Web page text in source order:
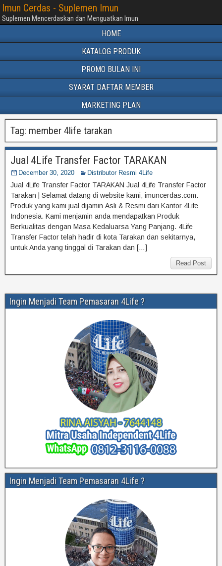
Imun Cerdas - Suplemen Imun
Suplemen Mencerdaskan dan Menguatkan Imun
HOME
KATALOG PRODUK
PROMO BULAN INI
SYARAT DAFTAR MEMBER
MARKETING PLAN
Tag: member 4life tarakan
Jual 4Life Transfer Factor TARAKAN
December 30, 2020 Distributor Resmi 4Life
Jual 4Life Transfer Factor TARAKAN Jual 4Life Transfer Factor
Tarakan | Selamat datang di website kami, imuncerdas.com.
Produk yang kami jual dijamin Asli & Resmi dari Kantor 4Life
Indonesia. Kami menjamin anda mendapatkan Produk
Berkualitas dengan Masa Kedaluarsa Yang Panjang. 4Life
Transfer Factor telah hadir di kota Tarakan dan sekitarnya,
untuk Anda yang tinggal di Tarakan dan […]
Read Post
Ingin Menjadi Team Pemasaran 4Life ?
Ingin Menjadi Team Pemasaran 4Life ?